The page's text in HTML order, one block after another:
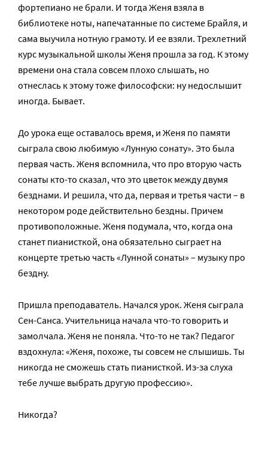
фортепиано не брали. И тогда Женя взяла в
библиотеке ноты, напечатанные по системе Брайля, и
сама выучила нотную грамоту. И ее взяли. Трехлетний
курс музыкальной школы Женя прошла за год. К этому
времени она стала совсем плохо слышать, но
отнеслась к этому тоже философски: ну недослышит
иногда. Бывает.
До урока еще оставалось время, и Женя по памяти
сыграла свою любимую «Лунную сонату». Это была
первая часть. Женя вспомнила, что про вторую часть
сонаты кто-то сказал, что это цветок между двумя
безднами. И решила, что да, первая и третья части – в
некотором роде действительно бездны. Причем
противоположные. Женя подумала, что, когда она
станет пианисткой, она обязательно сыграет на
концерте третью часть «Лунной сонаты» – музыку про
бездну.
Пришла преподаватель. Начался урок. Женя сыграла
Сен-Санса. Учительница начала что-то говорить и
замолчала. Женя не поняла. Что-то не так? Педагог
вздохнула: «Женя, похоже, ты совсем не слышишь. Ты
никогда не сможешь стать пианисткой. Из-за слуха
тебе лучше выбрать другую профессию».
Никогда?